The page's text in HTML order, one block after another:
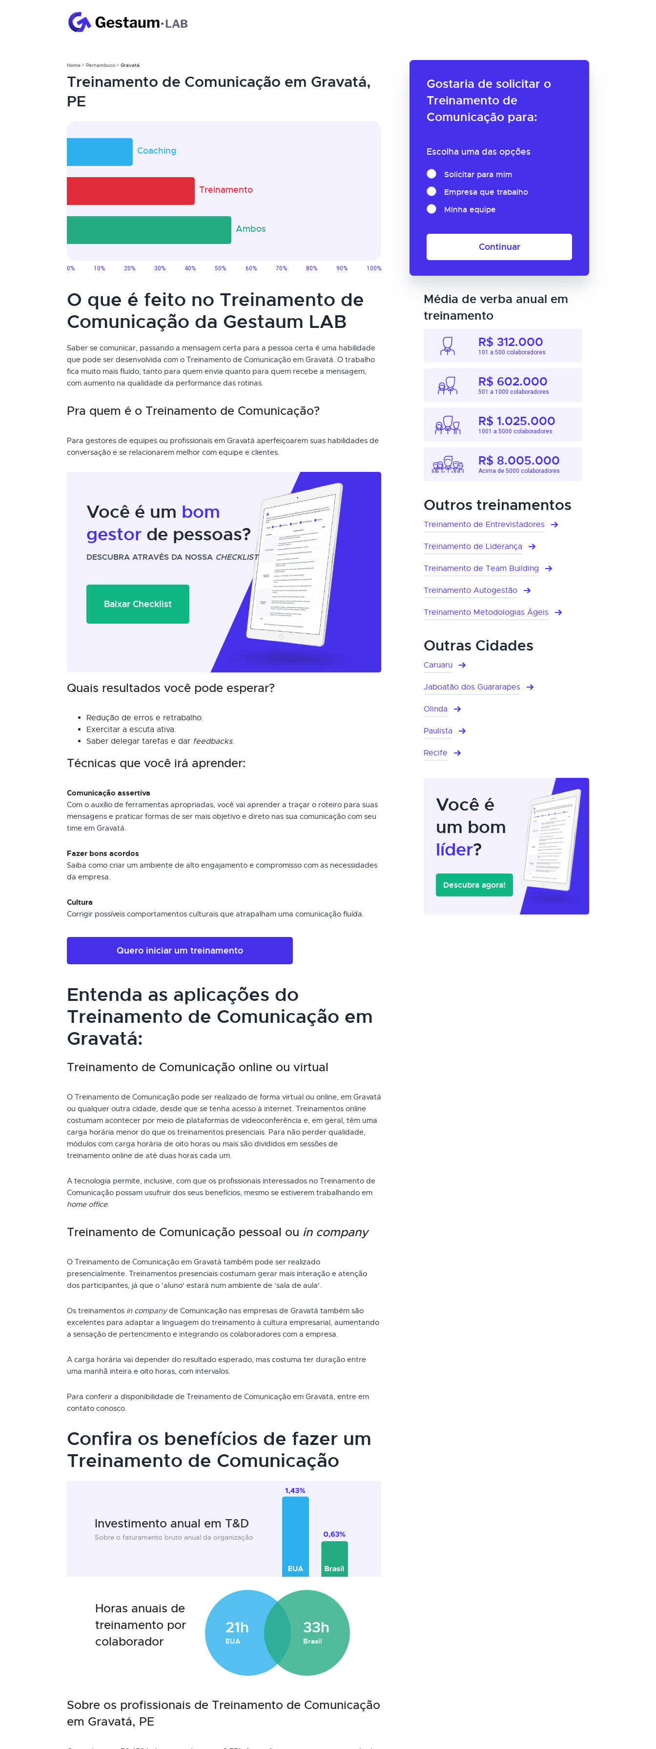
Gostaria de solicitar o
Treinamento de
Comunicação para:
Escolha uma das opções
Solicitar para mim
Empresa que trabalho
Minha equipe
Continuar
Home Pernambuco Gravatá
Treinamento de Comunicação em Gravatá,
PE
O que é feito no Treinamento de
Comunicação da Gestaum LAB
Saber se comunicar, passando a mensagem certa para a pessoa certa é uma habilidade
que pode ser desenvolvida com o Treinamento de Comunicação em Gravatá. O trabalho
fica muito mais fluido, tanto para quem envia quanto para quem recebe a mensagem,
com aumento na qualidade da performance das rotinas.
Pra quem é o Treinamento de Comunicação?
Para gestores de equipes ou profissionais em Gravatá aperfeiçoarem suas habilidades de
conversação e se relacionarem melhor com equipe e clientes.
Você é um bom
gestor de pessoas?
DESCUBRA ATRAVÉS DA NOSSA CHECKLIST
Baixar Checklist
Quais resultados você pode esperar?
Redução de erros e retrabalho.
Exercitar a escuta ativa.
Saber delegar tarefas e dar feedbacks.
Técnicas que você irá aprender:
Comunicação assertiva
Com o auxílio de ferramentas apropriadas, você vai aprender a traçar o roteiro para suas
mensagens e praticar formas de ser mais objetivo e direto nas sua comunicação com seu
time em Gravatá.
Fazer bons acordos
Saiba como criar um ambiente de alto engajamento e compromisso com as necessidades
da empresa.
Cultura
Corrigir possíveis comportamentos culturais que atrapalham uma comunicação fluída.
Quero iniciar um treinamento
Entenda as aplicações do
Treinamento de Comunicação em
Gravatá:
Treinamento de Comunicação online ou virtual
O Treinamento de Comunicação pode ser realizado de forma virtual ou online, em Gravatá
ou qualquer outra cidade, desde que se tenha acesso à internet. Treinamentos online
costumam acontecer por meio de plataformas de videoconferência e, em geral, têm uma
carga horária menor do que os treinamentos presenciais. Para não perder qualidade,
módulos com carga horária de oito horas ou mais são divididos em sessões de
treinamento online de até duas horas cada um.
A tecnologia permite, inclusive, com que os profissionais interessados no Treinamento de
Comunicação possam usufruir dos seus benefícios, mesmo se estiverem trabalhando em
home office.
Treinamento de Comunicação pessoal ou in company
O Treinamento de Comunicação em Gravatá também pode ser realizado
presencialmente. Treinamentos presenciais costumam gerar mais interação e atenção
dos participantes, já que o 'aluno' estará num ambiente de ‘sala de aula'.
Os treinamentos in companyde Comunicação nas empresas de Gravatá também são
excelentes para adaptar a linguagem do treinamento à cultura empresarial, aumentando
a sensação de pertencimento e integrando os colaboradores com a empresa.
A carga horária vai depender do resultado esperado, mas costuma ter duração entre
uma manhã inteira e oito horas, com intervalos.
Para conferir a disponibilidade de Treinamento de Comunicação em Gravatá, entre em
contato conosco.
Confira os benefícios de fazer um
Treinamento de Comunicação
Investimento anual em T&D
Sobre o faturamento bruto anual da organização
Horas anuais de
treinamento por
colaborador
21h
EUA
33h
Brasil
Sobre os profissionais de Treinamento de Comunicação
em Gravatá, PE
Média de verba anual em
treinamento
R$ 312.000
101 a 500 colaboradores
R$ 602.000
501 a 1000 colaboradores
R$ 1.025.000
1001 a 5000 colaboradores
R$ 8.005.000
Acima de 5000 colaboradores
Outros treinamentos
Treinamento de Entrevistadores
Treinamento de Liderança
Treinamento de Team Building
Treinamento Autogestão
Treinamento Metodologias Ágeis
Outras Cidades
Caruaru
Jaboatão dos Guararapes
Olinda
Paulista
Recife
Você é
um bom
líder?
Descubra agora!